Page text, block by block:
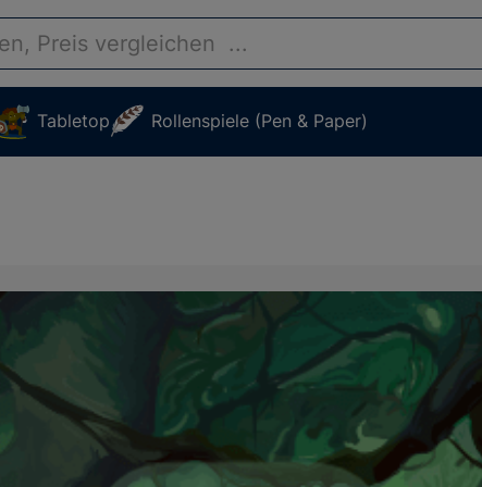
Tabletop Rollenspiele (Pen & Paper)